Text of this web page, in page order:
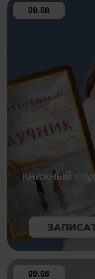
Книжный
09.08
09.08